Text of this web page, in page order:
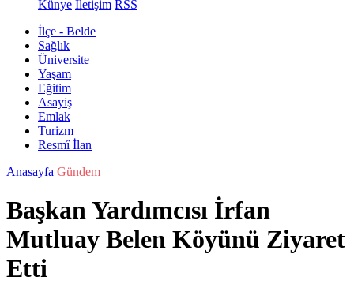
Künye İletişim RSS
İlçe - Belde
Sağlık
Üniversite
Yaşam
Eğitim
Asayiş
Emlak
Turizm
Resmî İlan
Anasayfa Gündem
Başkan Yardımcısı İrfan
Mutluay Belen Köyünü Ziyaret
Etti